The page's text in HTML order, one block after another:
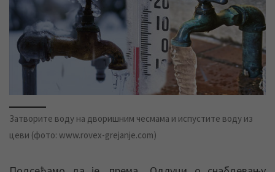
Затворите воду на дворишним чесмама и испустите воду из
цеви (фото: www.rovex-grejanje.com)